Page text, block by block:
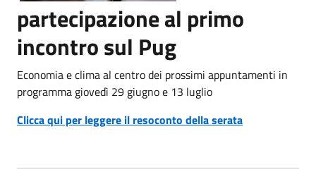
partecipazione al primo
incontro sul Pug
Economia e clima al centro dei prossimi appuntamenti in
programma giovedì 29 giugno e 13 luglio
Clicca qui per leggere il resoconto della serata